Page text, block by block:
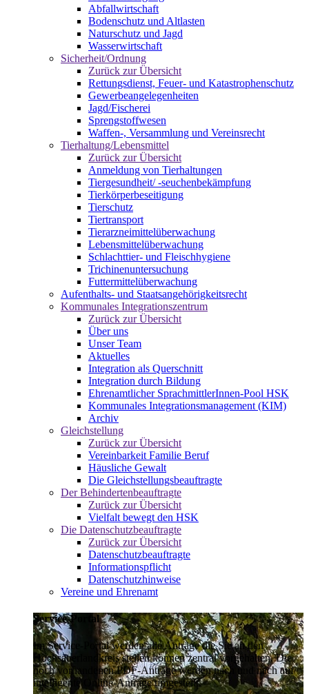
Abfallwirtschaft
Bodenschutz und Altlasten
Naturschutz und Jagd
Wasserwirtschaft
Sicherheit/Ordnung
Zurück zur Übersicht
Rettungsdienst, Feuer- und Katastrophenschutz
Gewerbeangelegenheiten
Jagd/Fischerei
Sprengstoffwesen
Waffen-, Versammlung und Vereinsrecht
Tierhaltung/Lebensmittel
Zurück zur Übersicht
Anmeldung von Tierhaltungen
Tiergesundheit/ -seuchenbekämpfung
Tierkörperbeseitigung
Tierschutz
Tiertransport
Tierarzneimittelüberwachung
Lebensmittelüberwachung
Schlachttier- und Fleischhygiene
Trichinenuntersuchung
Futtermittelüberwachung
Aufenthalts- und Staatsangehörigkeitsrecht
Kommunales Integrationszentrum
Zurück zur Übersicht
Über uns
Unser Team
Aktuelles
Integration als Querschnitt
Integration durch Bildung
Ehrenamtlicher SprachmittlerInnen-Pool HSK
Kommunales Integrationsmanagement (KIM)
Archiv
Gleichstellung
Zurück zur Übersicht
Vereinbarkeit Familie Beruf
Häusliche Gewalt
Die Gleichstellungsbeauftragte
Der Behindertenbeauftragte
Zurück zur Übersicht
Vielfalt bewegt den HSK
Die Datenschutzbeauftragte
Zurück zur Übersicht
Datenschutzbeauftragte
Informationspflicht
Datenschutzhinweise
Vereine und Ehrenamt
Service-Portal
Im Service-Portal werden alle Anträge die Sie an den
Hochsauerlandkreis stellen können zentral vorgehalten. Die
noch vorhandenen PDF-Anträge werden nach und nach auf
intelligente Online-Anträge umgestellt.